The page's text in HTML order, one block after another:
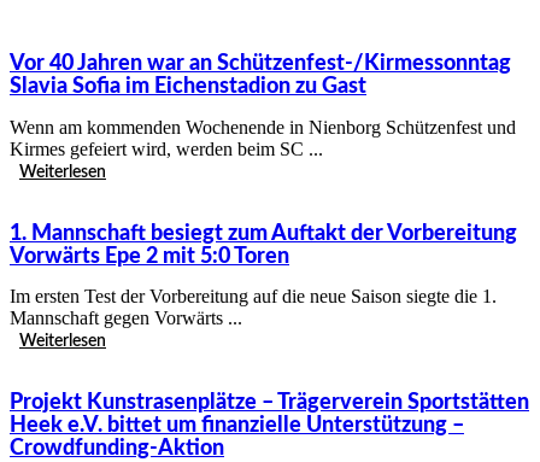
Vor 40 Jahren war an Schützenfest-/Kirmessonntag
Slavia Sofia im Eichenstadion zu Gast
Wenn am kommenden Wochenende in Nienborg Schützenfest und
Kirmes gefeiert wird, werden beim SC ...
Weiterlesen
1. Mannschaft besiegt zum Auftakt der Vorbereitung
Vorwärts Epe 2 mit 5:0 Toren
Im ersten Test der Vorbereitung auf die neue Saison siegte die 1.
Mannschaft gegen Vorwärts ...
Weiterlesen
Projekt Kunstrasenplätze – Trägerverein Sportstätten
Heek e.V. bittet um finanzielle Unterstützung –
Crowdfunding-Aktion